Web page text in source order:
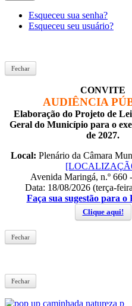
Esqueceu sua senha?
Esqueceu seu usuário?
Fechar
CONVITE
AUDIÊNCIA
Elaboração do Projeto de
Geral do Município para o
de 2027.
Local: Plenário da Câmara
Avenida Maringá, n.º 660
Data: 18/08/2026 (terça-
Faça sua sugestão para o
Clique aqui!
Fechar
Fechar